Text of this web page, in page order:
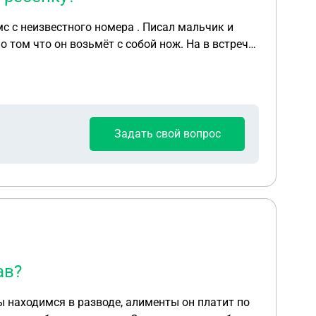
же не
Задать свой вопрос
находимся в разводе, алименты он платит по